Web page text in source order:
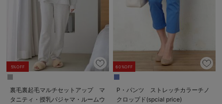
5%OFF
裏毛裏起毛マルチセットアップ マ
タニティ・授乳パジャマ・ルームウ
60%OFF
P・パンツ ストレッチカラーチノ
クロップド(spcial price)